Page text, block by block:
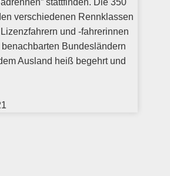
stattfinden. Die 350
verschiedenen Rennklassen
und -fahrerinnen
Bundesländern
Ausland heiß begehrt und